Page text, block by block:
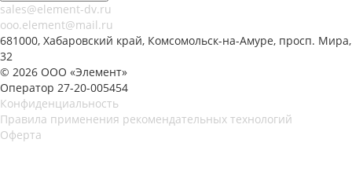
sales@element-dv.ru
ooo.element@mail.ru
681000, Хабаровский край, Комсомольск-на-Амуре, просп. Мира,
32
© 2026 ООО «Элемент»
Оператор 27-20-005454
Конфиденциальность
Правила применения рекомендательных технологий
Оферта